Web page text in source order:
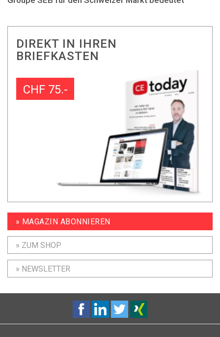
DIREKT IN IHREN
BRIEFKASTEN
CHF 75.-
» MAGAZIN ABONNIEREN
» ZUM SHOP
» NEWSLETTER